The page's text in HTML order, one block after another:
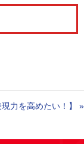
力を高めたい！】 »